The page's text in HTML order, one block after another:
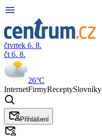
čtvrtek 6. 8.
čt 6. 8.
26°C
InternetFirmyReceptySlovníky
Přihlášení